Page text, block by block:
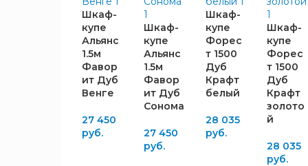
КОРПУСА
2
Шкаф-
купе
Альянс
1.5м
Фавор
ит Дуб
Венге
27 450
руб.
Шкаф-
купе
Альянс
1.5м
Фавор
ит Дуб
Сонома
27 450
руб.
Шкаф-
купе
Форес
т 1500
Дуб
Крафт
белый
28 035
руб.
Шкаф-
купе
Форес
т 1500
Дуб
Крафт
золото
й
28 035
руб.